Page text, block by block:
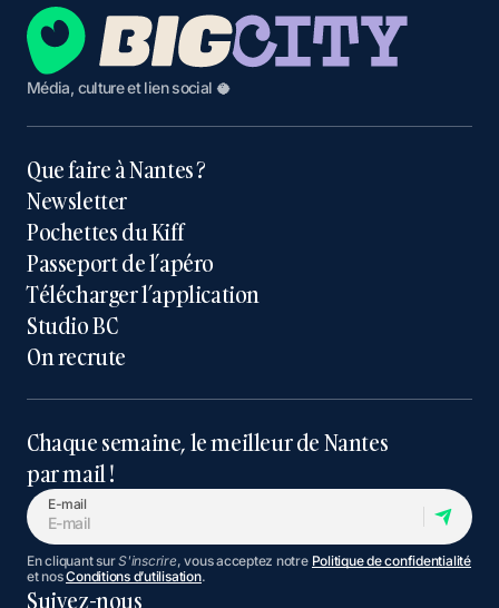
Média, culture et lien social 🥥
Que faire à Nantes ?
Newsletter
Pochettes du Kiff
Passeport de l’apéro
Télécharger l’application
Studio BC
On recrute
Chaque semaine, le meilleur de Nantes
par mail !
E-mail
En cliquant surS'inscrire, vous acceptez notre Politique de confidentialité
et nosConditions d’utilisation.
Suivez-nous